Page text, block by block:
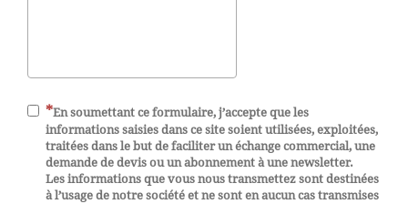
En soumettant ce formulaire, j’accepte que les
informations saisies dans ce site soient utilisées, exploitées,
traitées dans le but de faciliter un échange commercial, une
demande de devis ou un abonnement à une newsletter.
Les informations que vous nous transmettez sont destinées
à l’usage de notre société et ne sont en aucun cas transmises